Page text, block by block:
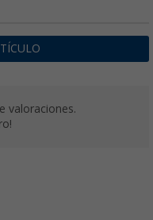
valoraciones.